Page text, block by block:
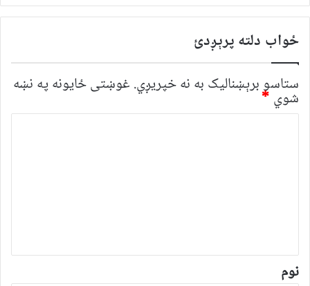
ځواب دلته پرېږدئ
ستاسو برېښناليک به نه خپريږي. غوښتى ځایونه په نښه
شوي *
*
نوم